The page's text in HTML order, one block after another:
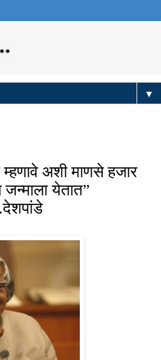
▼
अशी माणसे हजार
जन्माला येतात”